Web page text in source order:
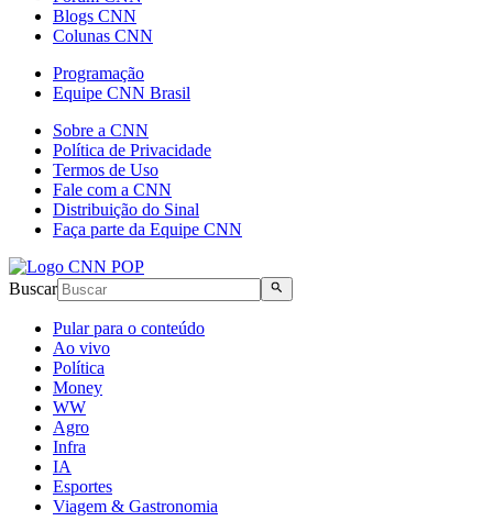
Blogs CNN
Colunas CNN
Programação
Equipe CNN Brasil
Sobre a CNN
Política de Privacidade
Termos de Uso
Fale com a CNN
Distribuição do Sinal
Faça parte da Equipe CNN
Buscar
Pular para o conteúdo
Ao vivo
Política
Money
WW
Agro
Infra
IA
Esportes
Viagem & Gastronomia